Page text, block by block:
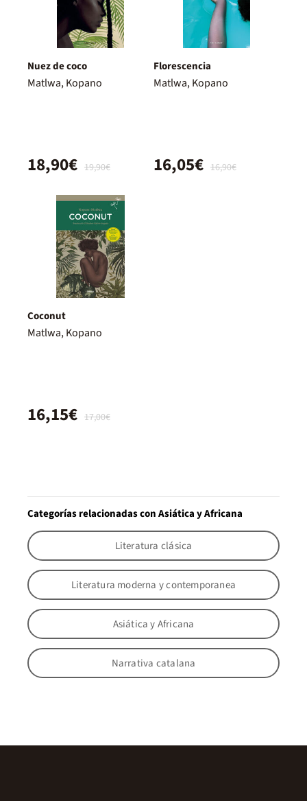
Nuez de coco
Matlwa, Kopano
19,90€
18,90€
Florescencia
Matlwa, Kopano
16,90€
16,05€
Coconut
Matlwa, Kopano
17,00€
16,15€
Categorías relacionadas con Asiática y Africana
Literatura clásica
Literatura moderna y contemporanea
Asiática y Africana
Narrativa catalana